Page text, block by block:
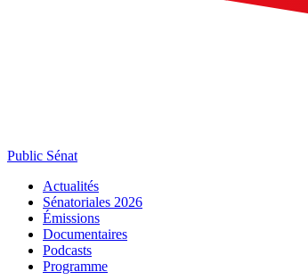
Public Sénat
Actualités
Sénatoriales 2026
Émissions
Documentaires
Podcasts
Programme